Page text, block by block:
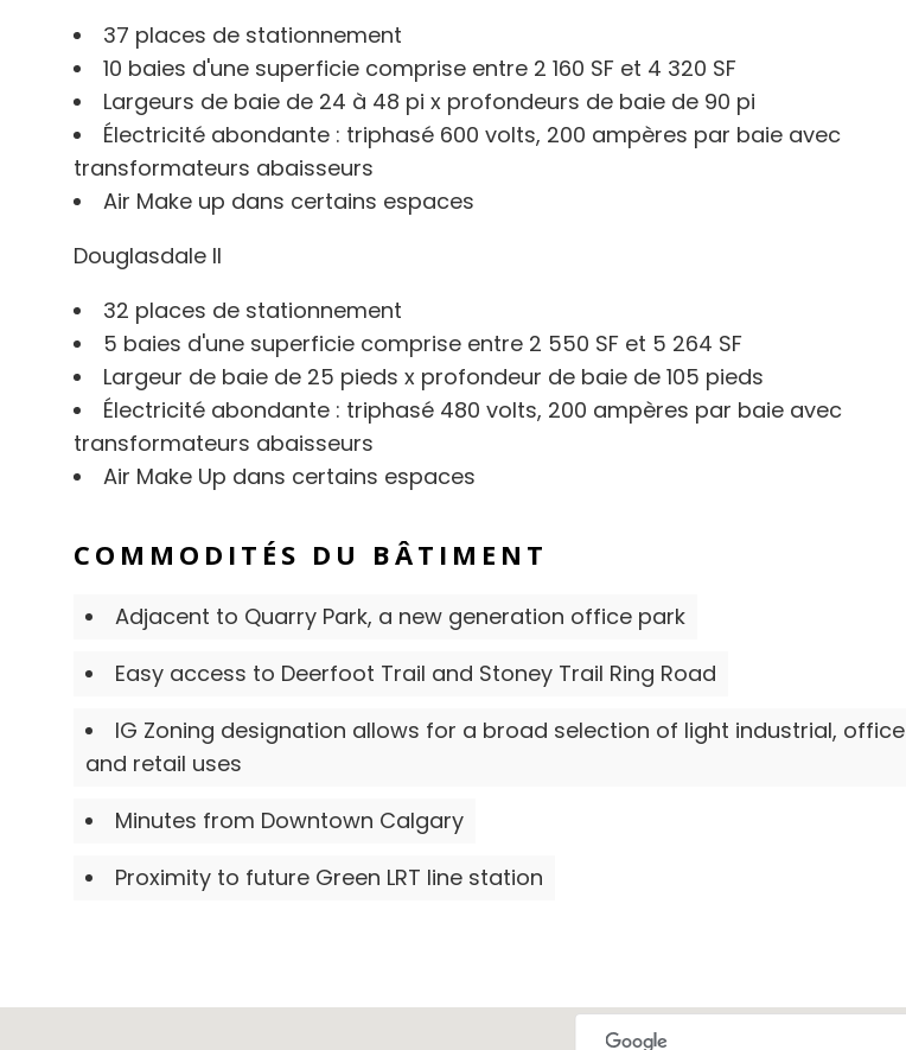
37 places de stationnement
10 baies d'une superficie comprise entre 2 160 SF et 4 320 SF
Largeurs de baie de 24 à 48 pi x profondeurs de baie de 90 pi
Électricité abondante : triphasé 600 volts, 200 ampères par baie avec
transformateurs abaisseurs
Air Make up dans certains espaces
Douglasdale II
32 places de stationnement
5 baies d'une superficie comprise entre 2 550 SF et 5 264 SF
Largeur de baie de 25 pieds x profondeur de baie de 105 pieds
Électricité abondante : triphasé 480 volts, 200 ampères par baie avec
transformateurs abaisseurs
Air Make Up dans certains espaces
COMMODITÉS DU BÂTIMENT
Adjacent to Quarry Park, a new generation office park
Easy access to Deerfoot Trail and Stoney Trail Ring Road
IG Zoning designation allows for a broad selection of light industrial, office
and retail uses
Minutes from Downtown Calgary
Proximity to future Green LRT line station